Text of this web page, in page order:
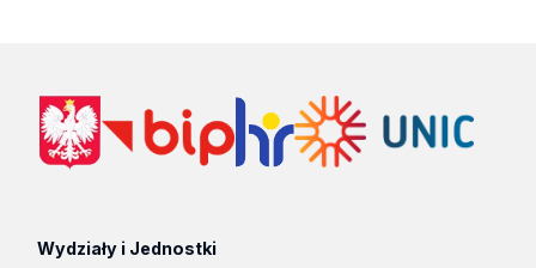
Wydziały i Jednostki